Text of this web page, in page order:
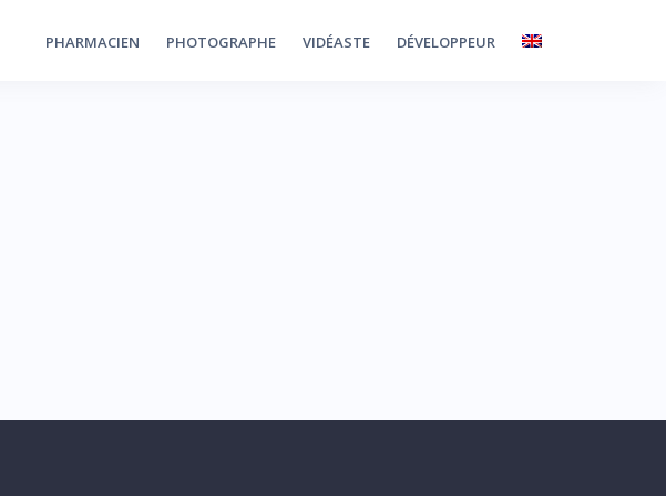
PHARMACIEN PHOTOGRAPHE VIDÉASTE DÉVELOPPEUR